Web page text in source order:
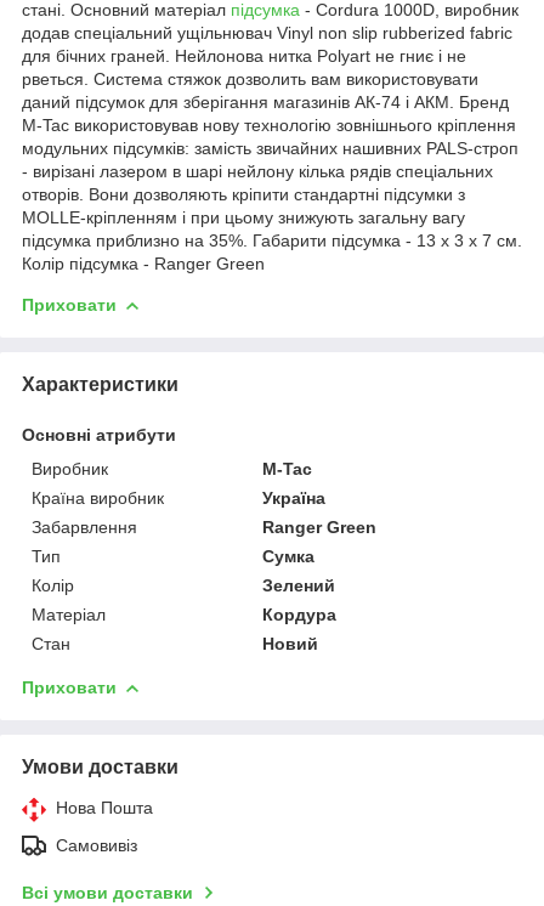
стані. Основний матеріал підсумка - Cordura 1000D, виробник
додав спеціальний ущільнювач Vinyl non slip rubberized fabric
для бічних граней. Нейлонова нитка Polyart не гниє і не
рветься. Система стяжок дозволить вам використовувати
даний підсумок для зберігання магазинів АК-74 і АКМ. Бренд
M-Tac використовував нову технологію зовнішнього кріплення
модульних підсумків: замість звичайних нашивних PALS-строп
- вирізані лазером в шарі нейлону кілька рядів спеціальних
отворів. Вони дозволяють кріпити стандартні підсумки з
MOLLE-кріпленням і при цьому знижують загальну вагу
підсумка приблизно на 35%. Габарити підсумка - 13 х 3 х 7 см.
Колір підсумка - Ranger Green
Приховати
Характеристики
Основні атрибути
Виробник
M-Tac
Країна виробник
Україна
Забарвлення
Ranger Green
Тип
Сумка
Колір
Зелений
Матеріал
Кордура
Стан
Новий
Приховати
Умови доставки
Нова Пошта
Самовивіз
Всі умови доставки